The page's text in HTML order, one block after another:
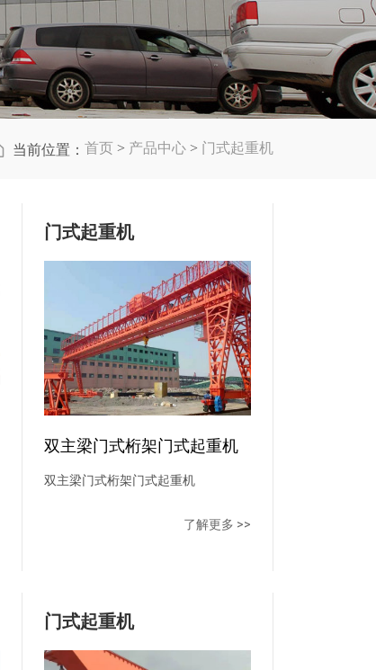
当前位置： 首页 > 产品中心 > 门式起重机
门式起重机
双主梁门式桁架门式起重机
双主梁门式桁架门式起重机
了解更多 >>
门式起重机